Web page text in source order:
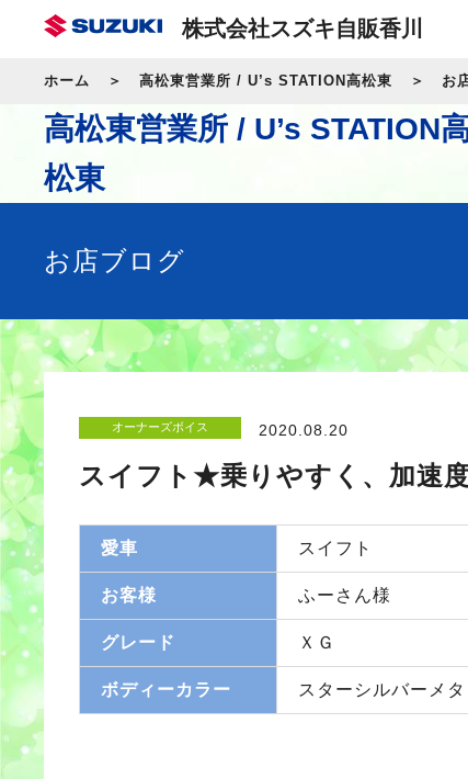
株式会社スズキ自販香川
ホーム 高松東営業所 / U’s STATION高松東 お
高松東営業所 / U’s STATION
松東
お店ブログ
オーナーズボイス 2020.08.20
スイフト★乗りやすく、加速
愛車 スイフト
お客様 ふーさん様
グレード ＸＧ
ボディーカラー スターシルバーメタ